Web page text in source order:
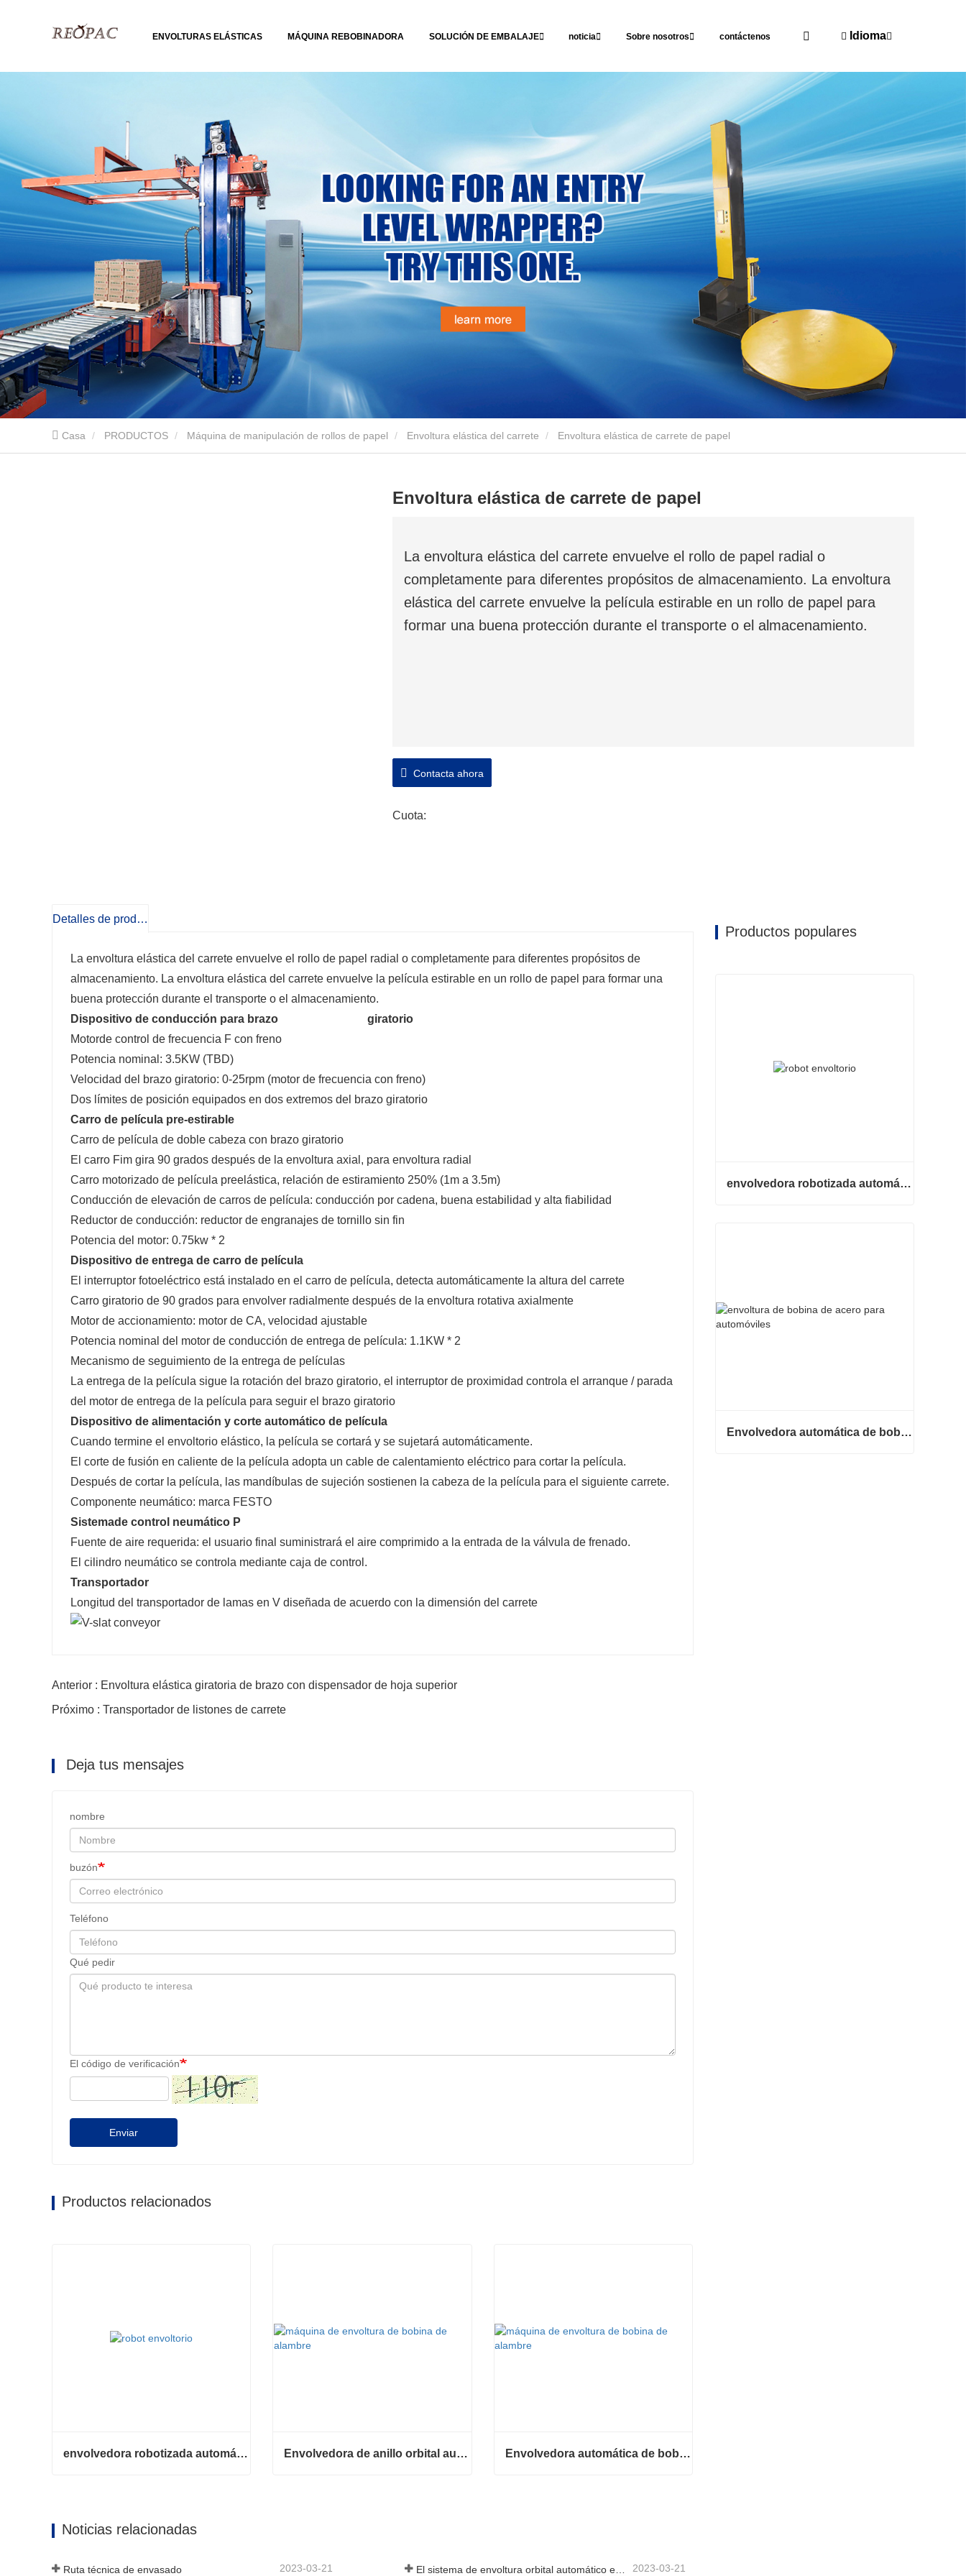
ENVOLTURAS ELÁSTICAS MÁQUINA REBOBINADORA SOLUCIÓN DE EMBALAJE noticia Sobre nosotros contáctenos Idioma
Casa PRODUCTOS Máquina de manipulación de rollos de papel Envoltura elástica del carrete Envoltura elástica de carrete de papel
Envoltura elástica de carrete de papel
La envoltura elástica del carrete envuelve el rollo de papel radial o
completamente para diferentes propósitos de almacenamiento. La envoltura
elástica del carrete envuelve la película estirable en un rollo de papel para
formar una buena protección durante el transporte o el almacenamiento.
Contacta ahora
Cuota:
Detalles de producto
La envoltura elástica del carrete envuelve el rollo de papel radial o completamente para diferentes propósitos de
almacenamiento. La envoltura elástica del carrete envuelve la película estirable en un rollo de papel para formar una
buena protección durante el transporte o el almacenamiento.
Dispositivo de conducción para brazo giratorio
Motorde control de frecuencia F con freno
Potencia nominal: 3.5KW (TBD)
Velocidad del brazo giratorio: 0-25rpm (motor de frecuencia con freno)
Dos límites de posición equipados en dos extremos del brazo giratorio
Carro de película pre-estirable
Carro de película de doble cabeza con brazo giratorio
El carro Fim gira 90 grados después de la envoltura axial, para envoltura radial
Carro motorizado de película preelástica, relación de estiramiento 250% (1m a 3.5m)
Conducción de elevación de carros de película: conducción por cadena, buena estabilidad y alta fiabilidad
Reductor de conducción: reductor de engranajes de tornillo sin fin
Potencia del motor: 0.75kw * 2
Dispositivo de entrega de carro de película
El interruptor fotoeléctrico está instalado en el carro de película, detecta automáticamente la altura del carrete
Carro giratorio de 90 grados para envolver radialmente después de la envoltura rotativa axialmente
Motor de accionamiento: motor de CA, velocidad ajustable
Potencia nominal del motor de conducción de entrega de película: 1.1KW * 2
Mecanismo de seguimiento de la entrega de películas
La entrega de la película sigue la rotación del brazo giratorio, el interruptor de proximidad controla el arranque / parada
del motor de entrega de la película para seguir el brazo giratorio
Dispositivo de alimentación y corte automático de película
Cuando termine el envoltorio elástico, la película se cortará y se sujetará automáticamente.
El corte de fusión en caliente de la película adopta un cable de calentamiento eléctrico para cortar la película.
Después de cortar la película, las mandíbulas de sujeción sostienen la cabeza de la película para el siguiente carrete.
Componente neumático: marca FESTO
Sistemade control neumático P
Fuente de aire requerida: el usuario final suministrará el aire comprimido a la entrada de la válvula de frenado.
El cilindro neumático se controla mediante caja de control.
Transportador
Longitud del transportador de lamas en V diseñada de acuerdo con la dimensión del carrete
Anterior : Envoltura elástica giratoria de brazo con dispensador de hoja superior
Próximo : Transportador de listones de carrete
Deja tus mensajes
nombre
buzón
Teléfono
Qué pedir
El código de verificación
Enviar
Productos relacionados
envolvedora robotizada automática Envolvedora de anillo orbital automática para bobina Envolvedora automática de bobinas de alambre
Noticias relacionadas
Ruta técnica de envasado 2023-03-21 El sistema de envoltura orbital automático envuelve 6 lados en el material 2023-03-21
Productos populares
envolvedora robotizada automática
Envolvedora automática de bobinas de acero